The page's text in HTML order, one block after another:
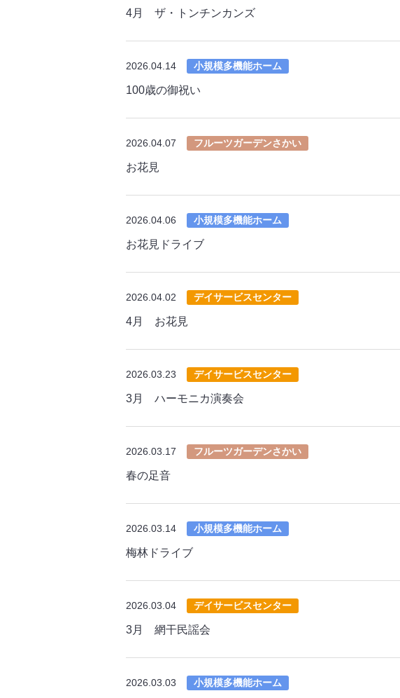
4月 ザ・トンチンカンズ
2026.04.14 小規模多機能ホーム
100歳の御祝い
2026.04.07 フルーツガーデンさかい
お花見
2026.04.06 小規模多機能ホーム
お花見ドライブ
2026.04.02 デイサービスセンター
4月 お花見
2026.03.23 デイサービスセンター
3月 ハーモニカ演奏会
2026.03.17 フルーツガーデンさかい
春の足音
2026.03.14 小規模多機能ホーム
梅林ドライブ
2026.03.04 デイサービスセンター
3月 網干民謡会
2026.03.03 小規模多機能ホーム